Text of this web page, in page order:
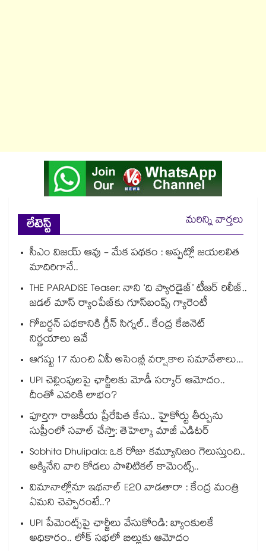
లేటెస్ట్
మరిన్ని వార్తలు
సీఎం విజయ్ ఆవు - మేక పథకం : అప్పట్లో జయలలిత
మాదిరిగానే..
THE PARADISE Teaser: నాని ‘ది ప్యారడైజ్‌‌’ టీజర్ రిలీజ్..
జడల్ మాస్ ర్యాంపేజ్‌కు గూస్‌బంప్స్ గ్యారెంటీ
గోబర్ధన్ పథకానికి గ్రీన్ సిగ్నల్.. కేంద్ర కేబినెట్
నిర్ణయాలు ఇవే
ఆగష్టు 17 నుంచి ఏపీ అసెంబ్లీ వర్షాకాల సమావేశాలు...
UPI చెల్లింపులపై ఛార్జీలకు మోడీ సర్కార్ ఆమోదం..
దీంతో ఎవరికి లాభం?
పూర్తిగా రాజకీయ ప్రేరేపిత కేసు.. హైకోర్టు తీర్పును
సుప్రీంలో సవాల్ చేస్తా: తెహెల్కా మాజీ ఎడిటర్
Sobhita Dhulipala: ఒక రోజు కమ్యూనిజం గెలుస్తుంది..
అక్కినేని వారి కోడలు పొలిటికల్ కామెంట్స్..
విమానాల్లోనూ ఇథనాల్ E20 వాడతారా : కేంద్ర మంత్రి
ఏమని చెప్పారంటే..?
UPI పేమెంట్స్⁪పై ఛార్జీలు వేసుకోండి: బ్యాంకులకే
అధికారం.. లోక్ సభలో బిల్లుకు ఆమోదం